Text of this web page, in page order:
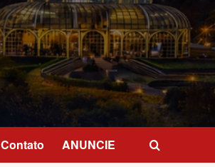
Contato ANUNCIE